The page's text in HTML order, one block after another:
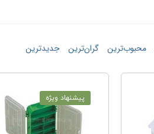
محبوب‌ترین گران‌ترین جدید‌‌ترین
پیشنهاد ویژه